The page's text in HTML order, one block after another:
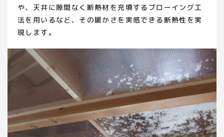
や、天井に隙間なく断熱材を充填するブローイング工
法を用いるなど、その暖かさを実感できる断熱性を実
現します。